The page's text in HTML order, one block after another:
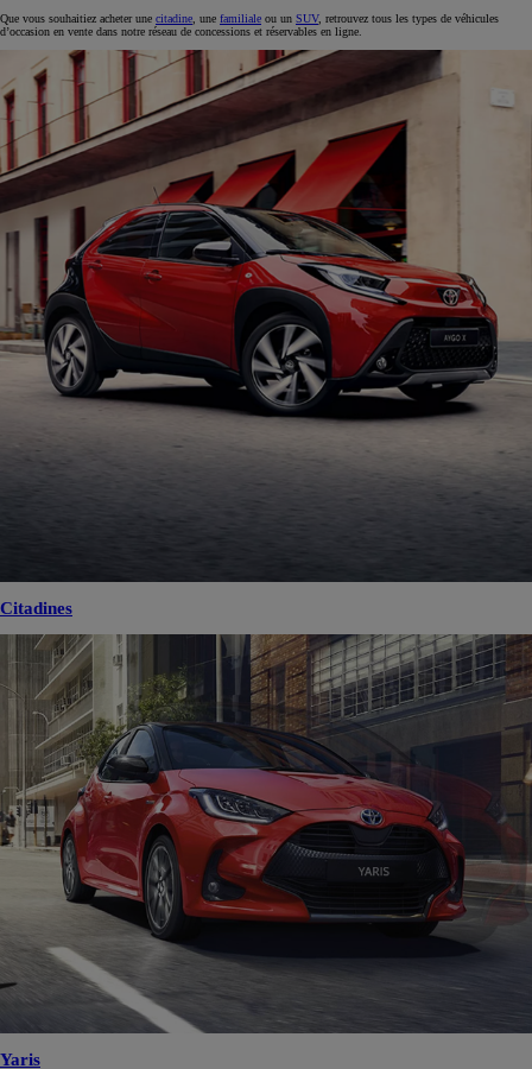
Que vous souhaitiez acheter une citadine , une familiale ou un SUV, retrouvez tous les types de véhicules
d’occasion en vente dans notre réseau de concessions et réservables en ligne.
Citadines
Yaris